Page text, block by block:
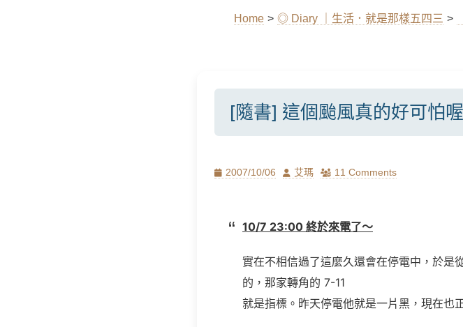
Home > ◎ Diary ｜生活．就是那樣五四三 >
[隨書] 這個颱風真的好可怕喔
Posted
2007/10/06 Author
艾瑪 11 Comments
10/7 23:00 終於來電了～
實在不相信過了這麼久還會在停電中，於是
的，那家轉角的 7-11
就是指標。昨天停電他就是一片黑，現在也